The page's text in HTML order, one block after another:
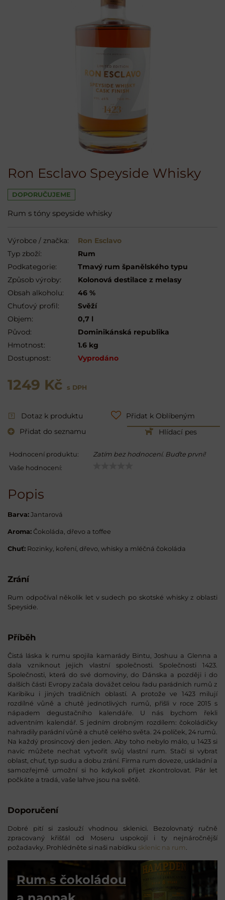
Ron Esclavo Speyside Whisky
DOPORUČUJEME
Rum s tóny speyside whisky
Výrobce / značka:
Ron Esclavo
Typ zboží:
Rum
Podkategorie:
Tmavý rum španělského typu
Způsob výroby:
Kolonová destilace z melasy
Obsah alkoholu:
46 %
Chuťový profil:
Svěží
Objem:
0,7 l
Původ:
Dominikánská republika
Hmotnost:
1.6 kg
Dostupnost:
Vyprodáno
1249 Kč s DPH
Dotaz k produktu
Přidat k Oblíbeným
Přidat do seznamu
Hlídací pes
Hodnocení produktu:
Zatím bez hodnocení. Buďte první!
Vaše hodnocení:
Popis
Barva: Jantarová
Aroma: Čokoláda, dřevo a toffee
Chuť: Rozinky, koření, dřevo, whisky a mléčná čokoláda
Zrání
Rum odpočíval několik let v sudech po skotské whisky z oblasti
Speyside.
Příběh
Čistá láska k rumu spojila kamarády Bintu, Joshuu a Glenna a
dala vzniknout jejich vlastní společnosti. Společnosti 1423.
Společnosti, která do své domoviny, do Dánska a později i do
dalších části Evropy začala dovážet celou řadu parádních rumů z
Karibiku i jiných tradičních oblastí. A protože ve 1423 milují
rozdílné vůně a chutě jednotlivých rumů, přišli v roce 2015 s
nápadem degustačního kalendáře. U nás bychom řekli
adventním kalendář. S jedním drobným rozdílem: čokoládičky
nahradily parádní vůně a chutě celého světa. 24 políček, 24 rumů.
Na každý prosincový den jeden. Aby toho nebylo málo, u 1423 si
navíc můžete nechat vytvořit svůj vlastní rum. Stačí si vybrat
oblast, chuť, typ sudu a dobu zrání. Firma rum doveze, uskladní a
samozřejmě umožní si ho kdykoli přijet zkontrolovat. Pár let
počkáte a tradá, vaše lahve jsou na světě.
Doporučení
Dobré pití si zaslouží vhodnou sklenici. Bezolovnatý ručně
zpracovaný křišťál od Moseru uspokojí i ty nejnáročnější
požadavky. Prohlédněte si naši nabídku sklenic na rum
Rum s čokoládou